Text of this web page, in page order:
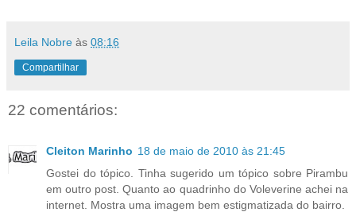
Leila Nobre às 08:16
Compartilhar
22 comentários:
Cleiton Marinho 18 de maio de 2010 às 21:45
Gostei do tópico. Tinha sugerido um tópico sobre Pirambu
em outro post. Quanto ao quadrinho do Voleverine achei na
internet. Mostra uma imagem bem estigmatizada do bairro.